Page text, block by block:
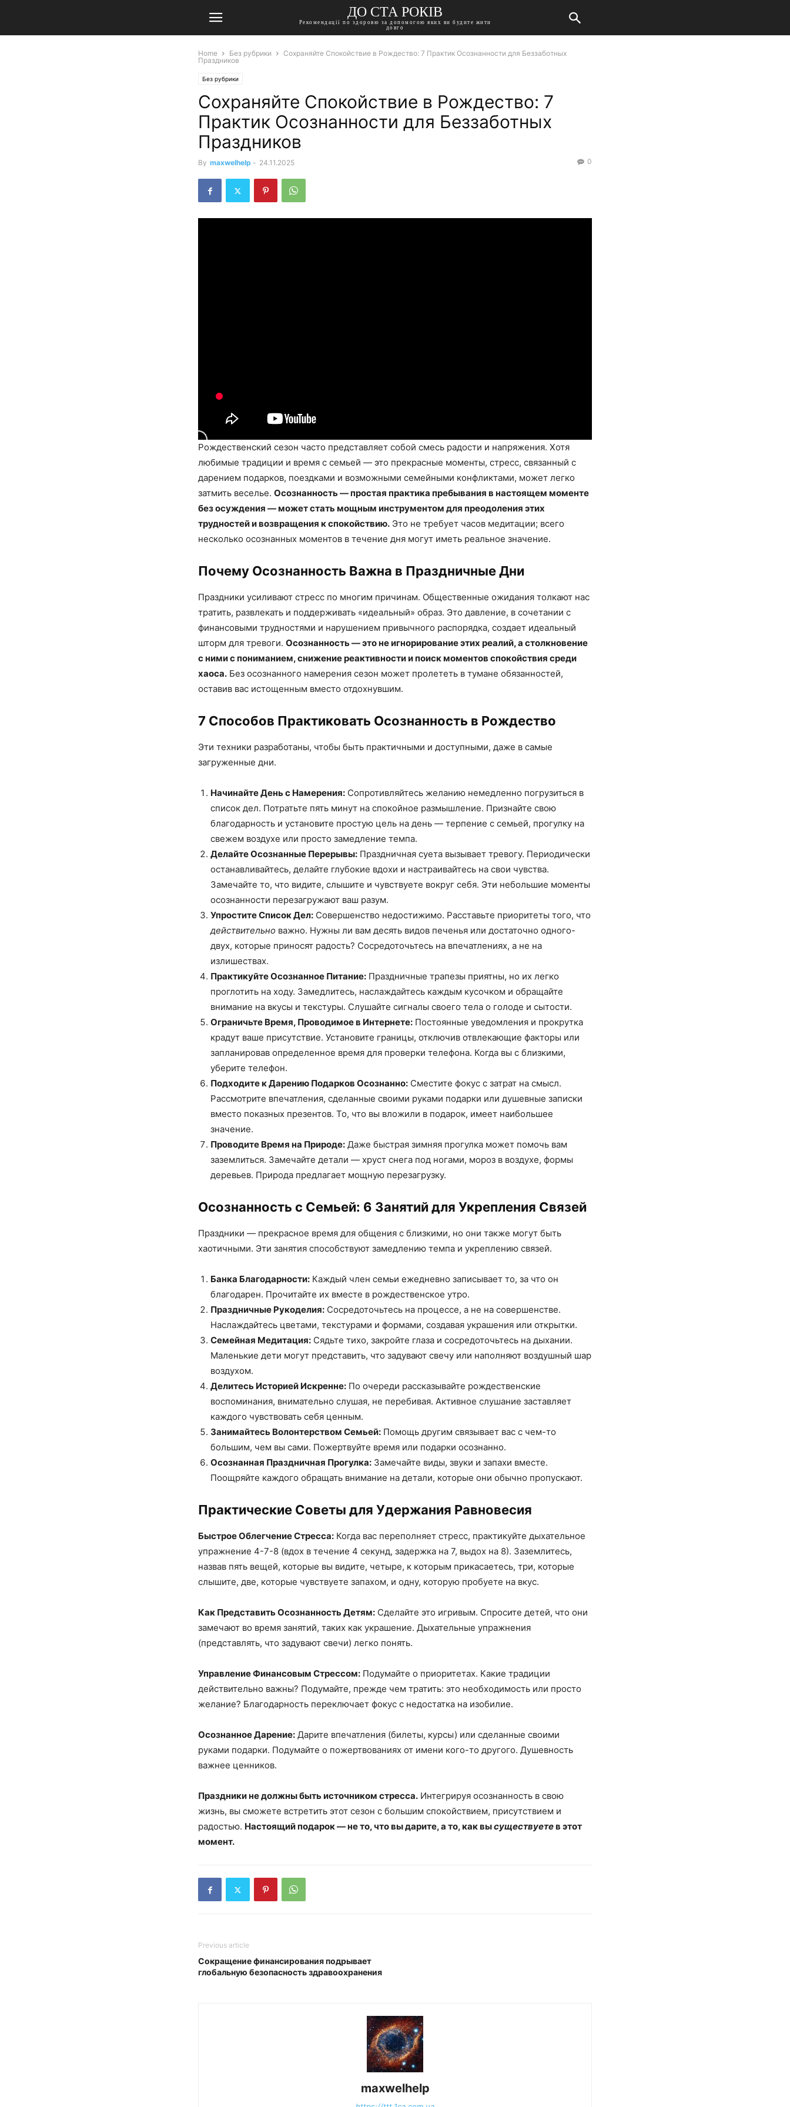
ДО СТА РОКІВ
Рекомендації по здоровю за допомогою яких ви будите жити
довго
Home Без рубрики
Сохраняйте Спокойствие в Рождество: 7 Практик Осознанности для Беззаботных
Праздников
Без рубрики
Сохраняйте Спокойствие в Рождество: 7
Практик Осознанности для Беззаботных
Праздников
By maxwelhelp - 24.11.2025 0
Рождественский сезон часто представляет собой смесь радости и напряжения. Хотя
любимые традиции и время с семьей — это прекрасные моменты, стресс, связанный с
дарением подарков, поездками и возможными семейными конфликтами, может легко
затмить веселье. Осознанность — простая практика пребывания в настоящем моменте
без осуждения — может стать мощным инструментом для преодоления этих
трудностей и возвращения к спокойствию. Это не требует часов медитации; всего
несколько осознанных моментов в течение дня могут иметь реальное значение.
Почему Осознанность Важна в Праздничные Дни
Праздники усиливают стресс по многим причинам. Общественные ожидания толкают нас
тратить, развлекать и поддерживать «идеальный» образ. Это давление, в сочетании с
финансовыми трудностями и нарушением привычного распорядка, создает идеальный
шторм для тревоги. Осознанность — это не игнорирование этих реалий, а столкновение
с ними с пониманием, снижение реактивности и поиск моментов спокойствия среди
хаоса. Без осознанного намерения сезон может пролететь в тумане обязанностей,
оставив вас истощенным вместо отдохнувшим.
7 Способов Практиковать Осознанность в Рождество
Эти техники разработаны, чтобы быть практичными и доступными, даже в самые
загруженные дни.
Начинайте День с Намерения: Сопротивляйтесь желанию немедленно погрузиться в
список дел. Потратьте пять минут на спокойное размышление. Признайте свою
благодарность и установите простую цель на день — терпение с семьей, прогулку на
свежем воздухе или просто замедление темпа.
Делайте Осознанные Перерывы: Праздничная суета вызывает тревогу. Периодически
останавливайтесь, делайте глубокие вдохи и настраивайтесь на свои чувства.
Замечайте то, что видите, слышите и чувствуете вокруг себя. Эти небольшие моменты
осознанности перезагружают ваш разум.
Упростите Список Дел: Совершенство недостижимо. Расставьте приоритеты того, что
действительно важно. Нужны ли вам десять видов печенья или достаточно одного-
двух, которые приносят радость? Сосредоточьтесь на впечатлениях, а не на
излишествах.
Практикуйте Осознанное Питание: Праздничные трапезы приятны, но их легко
проглотить на ходу. Замедлитесь, наслаждайтесь каждым кусочком и обращайте
внимание на вкусы и текстуры. Слушайте сигналы своего тела о голоде и сытости.
Ограничьте Время, Проводимое в Интернете: Постоянные уведомления и прокрутка
крадут ваше присутствие. Установите границы, отключив отвлекающие факторы или
запланировав определенное время для проверки телефона. Когда вы с близкими,
уберите телефон.
Подходите к Дарению Подарков Осознанно: Сместите фокус с затрат на смысл.
Рассмотрите впечатления, сделанные своими руками подарки или душевные записки
вместо показных презентов. То, что вы вложили в подарок, имеет наибольшее
значение.
Проводите Время на Природе: Даже быстрая зимняя прогулка может помочь вам
заземлиться. Замечайте детали — хруст снега под ногами, мороз в воздухе, формы
деревьев. Природа предлагает мощную перезагрузку.
Осознанность с Семьей: 6 Занятий для Укрепления Связей
Праздники — прекрасное время для общения с близкими, но они также могут быть
хаотичными. Эти занятия способствуют замедлению темпа и укреплению связей.
Банка Благодарности: Каждый член семьи ежедневно записывает то, за что он
благодарен. Прочитайте их вместе в рождественское утро.
Праздничные Рукоделия: Сосредоточьтесь на процессе, а не на совершенстве.
Наслаждайтесь цветами, текстурами и формами, создавая украшения или открытки.
Семейная Медитация: Сядьте тихо, закройте глаза и сосредоточьтесь на дыхании.
Маленькие дети могут представить, что задувают свечу или наполняют воздушный шар
воздухом.
Делитесь Историей Искренне: По очереди рассказывайте рождественские
воспоминания, внимательно слушая, не перебивая. Активное слушание заставляет
каждого чувствовать себя ценным.
Занимайтесь Волонтерством Семьей: Помощь другим связывает вас с чем-то
большим, чем вы сами. Пожертвуйте время или подарки осознанно.
Осознанная Праздничная Прогулка: Замечайте виды, звуки и запахи вместе.
Поощряйте каждого обращать внимание на детали, которые они обычно пропускают.
Практические Советы для Удержания Равновесия
Быстрое Облегчение Стресса: Когда вас переполняет стресс, практикуйте дыхательное
упражнение 4-7-8 (вдох в течение 4 секунд, задержка на 7, выдох на 8). Заземлитесь,
назвав пять вещей, которые вы видите, четыре, к которым прикасаетесь, три, которые
слышите, две, которые чувствуете запахом, и одну, которую пробуете на вкус.
Как Представить Осознанность Детям: Сделайте это игривым. Спросите детей, что они
замечают во время занятий, таких как украшение. Дыхательные упражнения
(представлять, что задувают свечи) легко понять.
Управление Финансовым Стрессом: Подумайте о приоритетах. Какие традиции
действительно важны? Подумайте, прежде чем тратить: это необходимость или просто
желание? Благодарность переключает фокус с недостатка на изобилие.
Осознанное Дарение: Дарите впечатления (билеты, курсы) или сделанные своими
руками подарки. Подумайте о пожертвованиях от имени кого-то другого. Душевность
важнее ценников.
Праздники не должны быть источником стресса. Интегрируя осознанность в свою
жизнь, вы сможете встретить этот сезон с большим спокойствием, присутствием и
радостью. Настоящий подарок — не то, что вы дарите, а то, как высуществуетев этот
момент.
Previous article
Сокращение финансирования подрывает
глобальную безопасность здравоохранения
maxwelhelp